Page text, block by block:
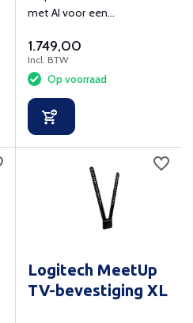
met AI voor een
videovergaderervaring
1.749,00
Incl. BTW
Op voorraad
Logitech MeetUp
TV-bevestiging XL